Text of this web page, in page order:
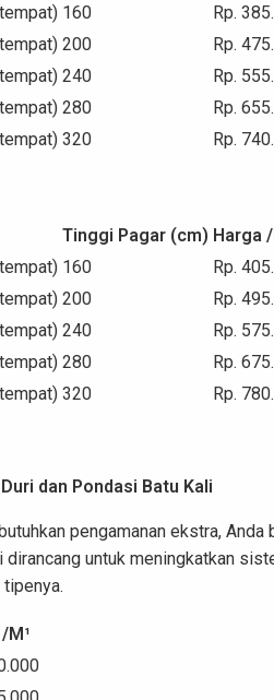
160
Rp.
200
Rp.
240
Rp.
280
Rp.
320 Rp.
Tinggi Pagar (cm) Harga /
160
Rp.
200
Rp.
240
Rp.
280
Rp.
320 Rp.
dan Pondasi Batu Kali
pengamanan ekstra,
untuk meningkatkan
M¹